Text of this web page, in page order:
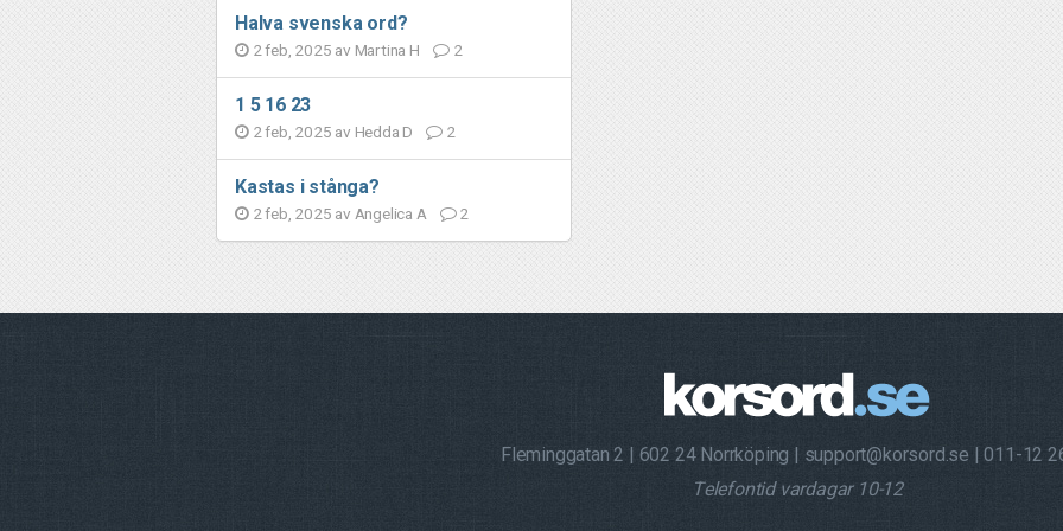
Halva svenska ord?
2 feb, 2025 av Martina H 2
1 5 16 23
2 feb, 2025 av Hedda D 2
Kastas i stånga?
2 feb, 2025 av Angelica A 2
Fleminggatan 2 602 24 Norrköping support@korsord.se
011-12
Telefontid vardagar 10-12